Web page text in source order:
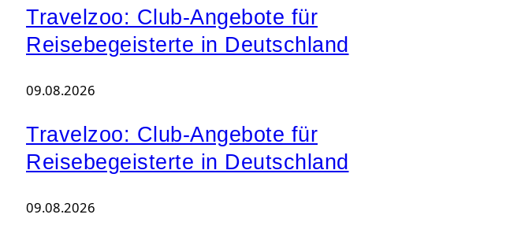
Travelzoo: Club-Angebote für
Reisebegeisterte in Deutschland
09.08.2026
Travelzoo: Club-Angebote für
Reisebegeisterte in Deutschland
09.08.2026